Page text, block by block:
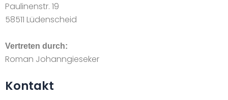
Paulinenstr. 19
58511 Lüdenscheid
Vertreten durch:
Roman Johanngieseker
Kontakt